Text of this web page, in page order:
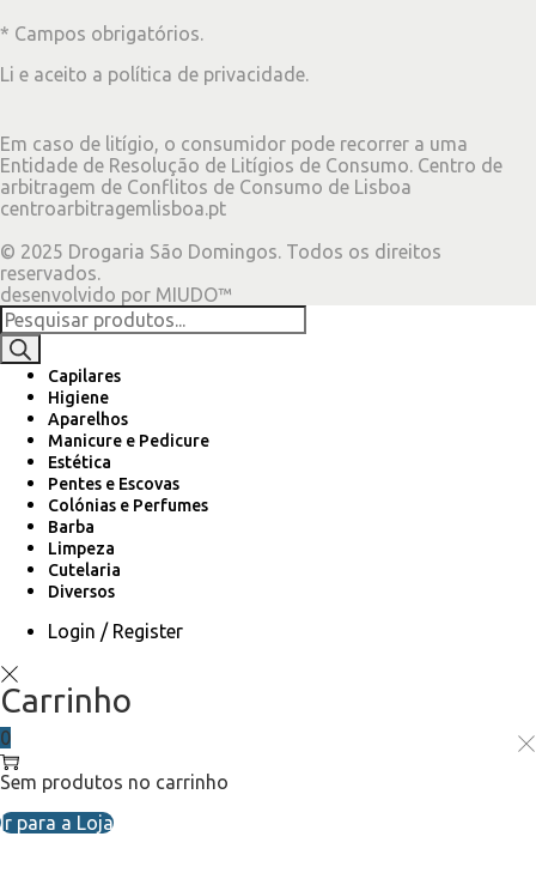
* Campos obrigatórios.
Li e aceito a política de privacidade
Em caso de litígio, o consumidor pode recorrer a uma
Entidade de Resolução de Litígios de Consumo. Centro de
arbitragem de Conflitos de Consumo de Lisboa
centroarbitragemlisboa.pt
© 2025 Drogaria São Domingos. Todos os direitos
reservados.
desenvolvido por MIUDO™
Products
search
Capilares
Higiene
Aparelhos
Manicure e Pedicure
Estética
Pentes e Escovas
Colónias e Perfumes
Barba
Limpeza
Cutelaria
Diversos
Login / Register
Carrinho
0
Sem produtos no carrinho
Ir para a Loja